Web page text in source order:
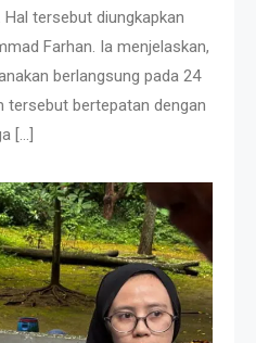
tersebut diungkapkan
Farhan. Ia menjelaskan,
berlangsung pada 24
tersebut bertepatan dengan
[…]